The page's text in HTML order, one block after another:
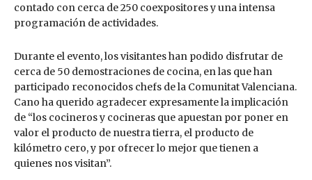
contado con cerca de 250 coexpositores y una intensa
programación de actividades.
Durante el evento, los visitantes han podido disfrutar de
cerca de 50 demostraciones de cocina, en las que han
participado reconocidos chefs de la Comunitat Valenciana.
Cano ha querido agradecer expresamente la implicación
de “los cocineros y cocineras que apuestan por poner en
valor el producto de nuestra tierra, el producto de
kilómetro cero, y por ofrecer lo mejor que tienen a
quienes nos visitan”.